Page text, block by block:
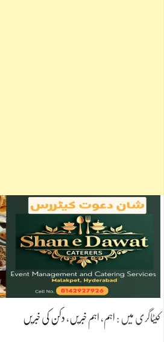
کیٹاگری میں : اہم ، اہم خبریں ، دکن کی خبریں